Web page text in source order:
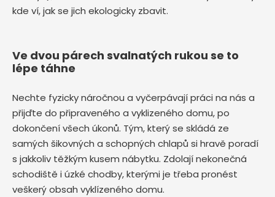
kde ví, jak se jich ekologicky zbavit.
Ve dvou párech svalnatých rukou se to
lépe táhne
Nechte fyzicky náročnou a vyčerpávají práci na nás a
přijďte do připraveného a vyklizeného domu, po
dokončení všech úkonů. Tým, který se skládá ze
samých šikovných a schopných chlapů si hravě poradí
s jakkoliv těžkým kusem nábytku. Zdolají nekonečná
schodiště i úzké chodby, kterými je třeba pronést
veškerý obsah vyklízeného domu.